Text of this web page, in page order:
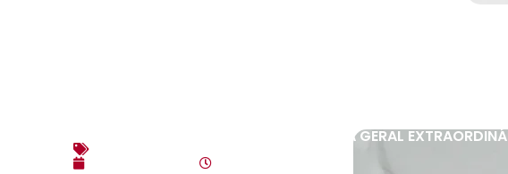
EDITAL DE CONVOCAÇÃO – ASSEMBLEIA GERAL